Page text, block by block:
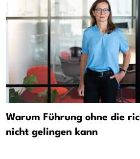
Warum Führung ohne die
nicht gelingen kann